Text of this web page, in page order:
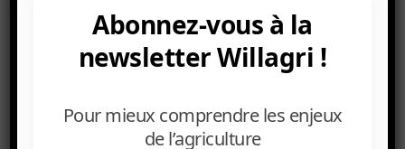
Abonnez-vous à la
newsletter Willagri !
Pour mieux comprendre les enjeux
de l’agriculture